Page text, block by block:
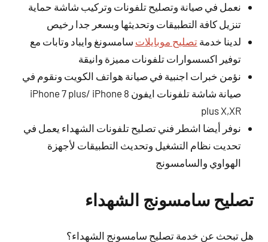
نعمل في صيانة وتصليح تلفونات وتركيب شاشة حماية
تنزيل كافة التطبيقات وتحديثها وبسعر جدا رخيص
لدينا خدمةتصليح موبايلات سامسونغ وايباد وتابات مع
توفير اكسسوارات تلفونات مميزة وانيقة
نؤمن خبرات اجنبية في صيانة هواتف الكويت ونقوم في
صيانة شاشة تلفونات ايفون iPhone 7 plus/ iPhone 8
plus X,XR
نوفر أيضا اشطر فني تصليح تلفونات الشهداء يعمل في
تحديت نظام التشغيل وتحديث التطبيقات لأجهزة
الهواوي والسامسونج
تصليح سامسونج الشهداء
هل تبحث عن خدمة تصليح سامسونج الشهداء؟